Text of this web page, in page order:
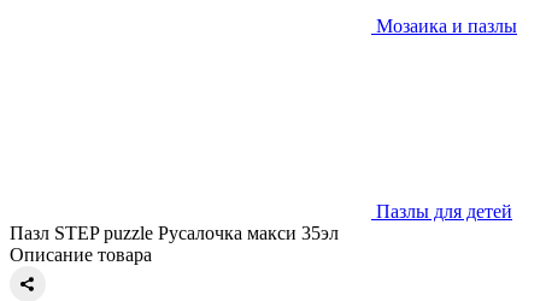
Мозаика и пазлы
Пазлы для детей
Пазл STEP puzzle Русалочка макси 35эл
Описание товара